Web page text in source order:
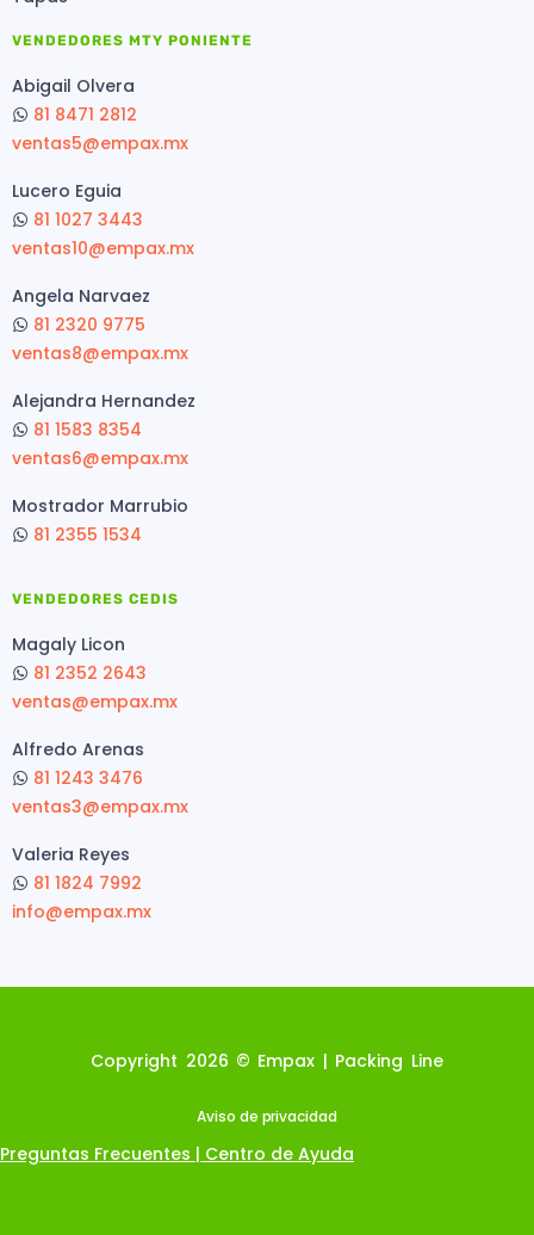
VENDEDORES MTY PONIENTE
Abigail Olvera
81 8471 2812
ventas5@empax.mx
Lucero Eguia
81 1027 3443
ventas10@empax.mx
Angela Narvaez
81 2320 9775
ventas8@empax.mx
Alejandra Hernandez
81 1583 8354
ventas6@empax.mx
Mostrador Marrubio
81 2355 1534
VENDEDORES CEDIS
Magaly Licon
81 2352 2643
ventas@empax.mx
Alfredo Arenas
81 1243 3476
ventas3@empax.mx
Valeria Reyes
81 1824 7992
info@empax.mx
Copyright 2026 © Empax | Packing Line
Aviso de privacidad
Preguntas Frecuentes | Centro de Ayuda